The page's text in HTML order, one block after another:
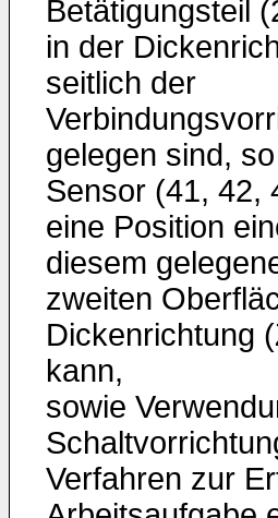
Betätigungsteil
in der
seitlich der
gelegen sind,
Sensor (41, 42,
eine Position
diesem
zweiten
Dickenrichtung
kann,
sowie
Verfahren zur